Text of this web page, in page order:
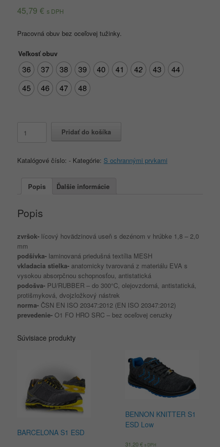
45,79 € s DPH
Pracovná obuv bez oceľovej tužinky.
Veľkosť obuv
36 37 38 39 40 41 42 43
44
45
46 47 48
COVENTRY
Pridať do košíka
Katalógové číslo: - Kategórie: S ochrannými prvkami
Popis Ďalšie informácie
Popis
zvršok- lícový hovädzinová useň s dezénom v hrúbke 1,8 – 2,0
mm
podšívka- laminovaná priedušná textília MESH
vkladacia stielka- anatomicky tvarovaná z materiálu EVA s
vysokou absorpčnou schopnosťou, antistatická
podošva- PU/RUBBER – do 300°C, olejovzdorná, antistatická,
protišmyková, dvojzložkový nástrek
norma- ČSN EN ISO 20347:2012 (EN ISO 20347:2012)
prevedenie- O1 FO HRO SRC – bez oceľovej ceruzky
Súvisiace produkty
BARCELONA S1 ESD
BENNON KNITTER S1
ESD Low
31,20€ s DPH